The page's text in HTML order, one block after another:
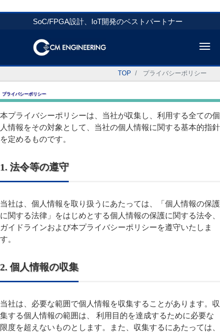
SoC/FPGA設計、IoT開発のベストパートナー
TOP プライバシーポリシー
プライバシーポリシー
本プライバシーポリシーは、当社が収集し、利用する全ての個
人情報をその対象として、当社の個人情報に関する基本的指針
を定めるものです。
1. 法令等の遵守
当社は、個人情報を取り扱うにあたっては、「個人情報の保護
に関する法律」をはじめとする個人情報の保護に関する法令、
ガイドラインおよび本プライバシーポリシーを遵守いたしま
す。
2. 個人情報の収集
当社は、必要な範囲で個人情報を収集することがあります。収
集する個人情報の範囲は、 利用目的を達成するために必要な
限度を超えないものとします。また、収集するにあたっては、